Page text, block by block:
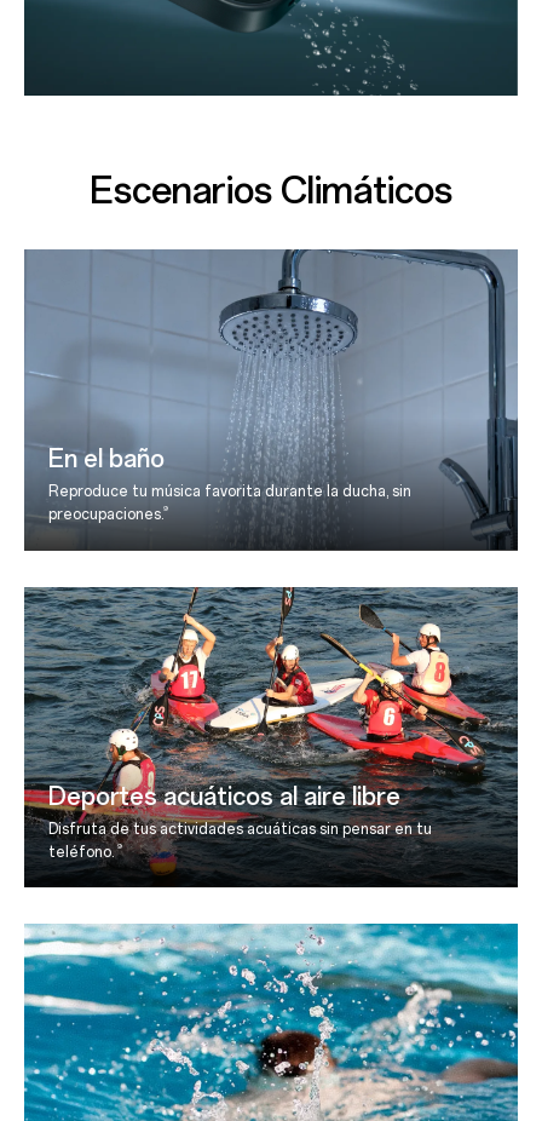
Escenarios Climáticos
En el baño
Reproduce tu música favorita durante la ducha, sin
preocupaciones.9
Deportes acuáticos al aire libre
Disfruta de tus actividades acuáticas sin pensar en tu
teléfono.
9